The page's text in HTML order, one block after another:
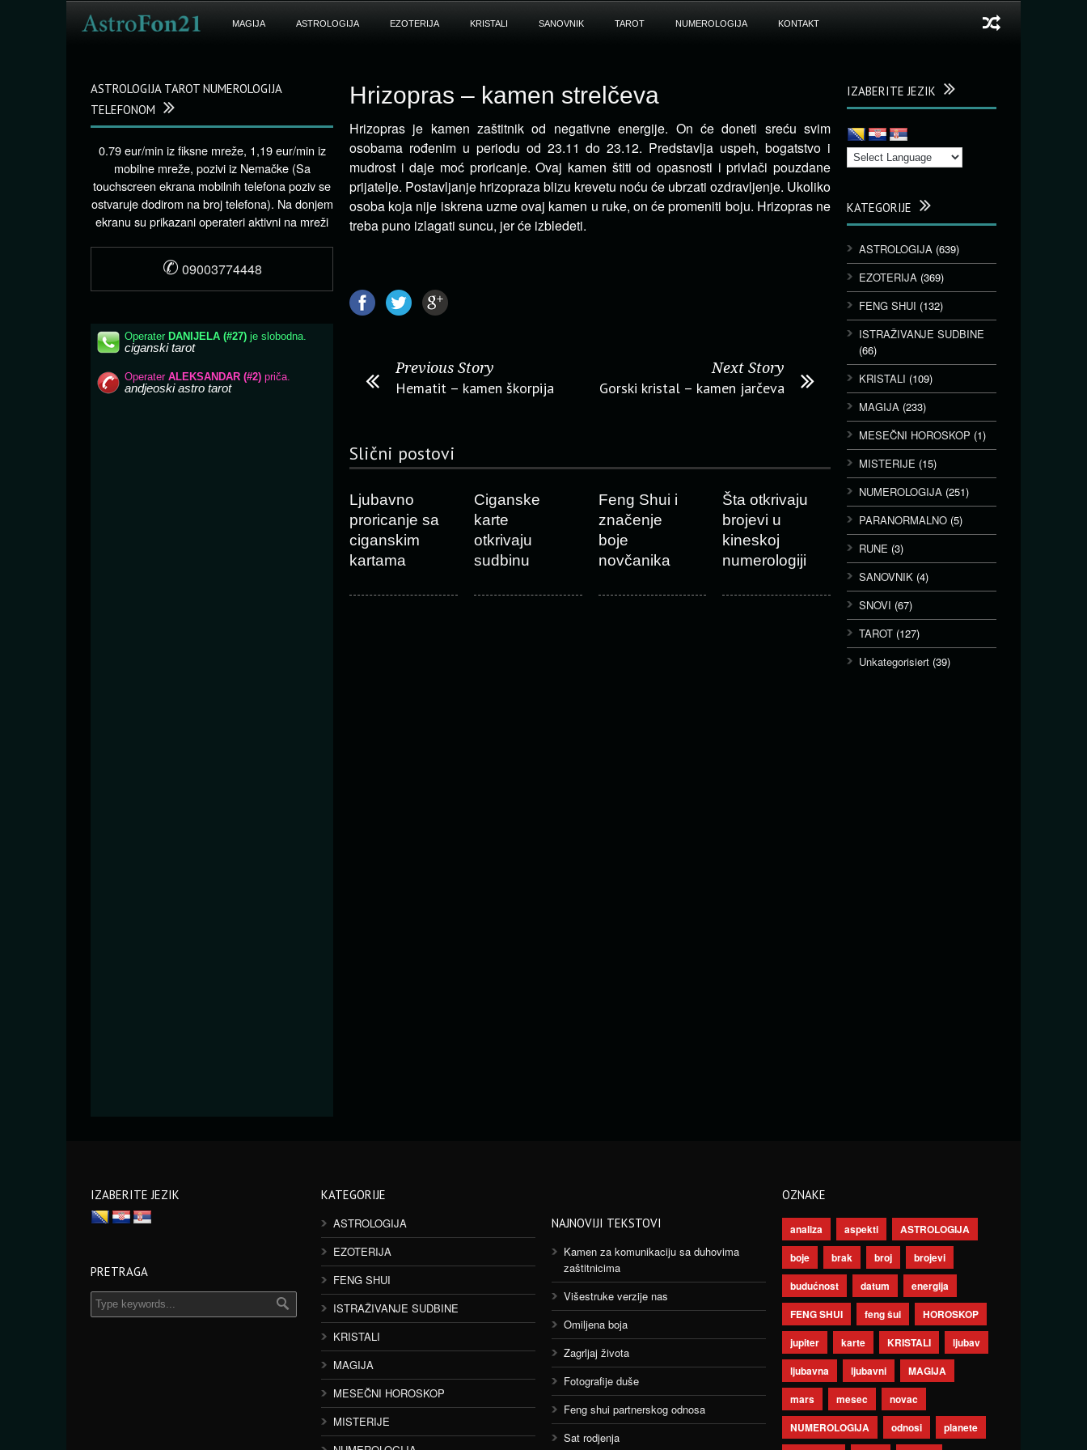
MAGIJA ASTROLOGIJA EZOTERIJA KRISTALI SANOVNIK TAROT NUMEROLOGIJA KONTAKT
Hrizopras – kamen strelčeva
Hrizopras je kamen zaštitnik od negativne energije. On će doneti sreću svim
osobama rođenim u periodu od 23.11 do 23.12. Predstavlja uspeh, bogatstvo i
mudrost i daje moć proricanje. Ovaj kamen štiti od opasnosti i privlači pouzdane
prijatelje. Postavljanje hrizopraza blizu krevetu noću će ubrzati ozdravljenje. Ukoliko
osoba koja nije iskrena uzme ovaj kamen u ruke, on će promeniti boju. Hrizopras ne
treba puno izlagati suncu, jer će izbledeti.
Previous Story
Hematit – kamen škorpija
Next Story
Gorski kristal – kamen jarčeva
Slični postovi
Ljubavno
proricanje sa
ciganskim
kartama
Ciganske
karte
otkrivaju
sudbinu
Feng Shui i
značenje
boje
novčanika
Šta otkrivaju
brojevi u
kineskoj
numerologiji
IZABERITE JEZIK
KATEGORIJE
ASTROLOGIJA (639)
EZOTERIJA (369)
FENG SHUI (132)
ISTRAŽIVANJE SUDBINE
(66)
KRISTALI (109)
MAGIJA (233)
MESEČNI HOROSKOP (1)
MISTERIJE (15)
NUMEROLOGIJA (251)
PARANORMALNO (5)
RUNE (3)
SANOVNIK (4)
SNOVI (67)
TAROT (127)
Unkategorisiert (39)
ASTROLOGIJA TAROT NUMEROLOGIJA
TELEFONOM
0.79 eur/min iz fiksne mreže, 1,19 eur/min iz
mobilne mreže, pozivi iz Nemačke (Sa
touchscreen ekrana mobilnih telefona poziv se
ostvaruje dodirom na broj telefona). Na donjem
ekranu su prikazani operateri aktivni na mreži
✆ 09003774448
IZABERITE JEZIK
PRETRAGA
KATEGORIJE
ASTROLOGIJA
EZOTERIJA
FENG SHUI
ISTRAŽIVANJE SUDBINE
KRISTALI
MAGIJA
MESEČNI HOROSKOP
MISTERIJE
NAJNOVIJI TEKSTOVI
Kamen za komunikaciju sa duhovima
zaštitnicima
Višestruke verzije nas
Omiljena boja
Zagrljaj života
Fotografije duše
Feng shui partnerskog odnosa
Sat rodjenja
OZNAKE
analiza aspekti
ASTROLOGIJA
boje
brak broj
brojevi
budućnost
datum
energija
FENG SHUI
feng šui
HOROSKOP
jupiter
karte KRISTALI
ljubav
ljubavna
ljubavni
MAGIJA
mars
mesec
novac
NUMEROLOGIJA
odnosi
planete